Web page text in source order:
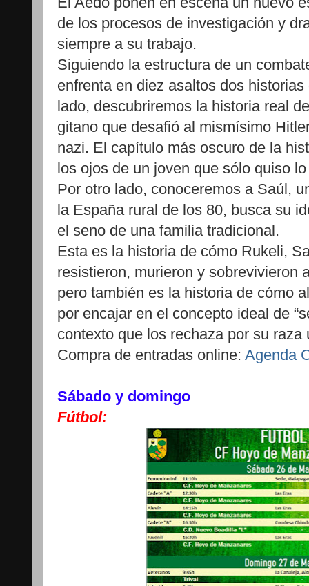
de los procesos de investigación y
siempre a su trabajo.
Siguiendo la estructura de un
enfrenta en diez asaltos dos
lado, descubriremos la historia real
gitano que desafió al mismísimo
nazi. El capítulo más oscuro de la
los ojos de un joven que sólo quiso
Por otro lado, conoceremos a Saúl,
la España rural de los 80, busca su
el seno de una familia tradicional.
Esta es la historia de cómo Rukeli,
resistieron, murieron y sobrevivieron
pero también es la historia de cómo
por encajar en el concepto ideal de
contexto que los rechaza por su raza
Compra de entradas online: Agenda
Sábado y domingo
Fútbol: